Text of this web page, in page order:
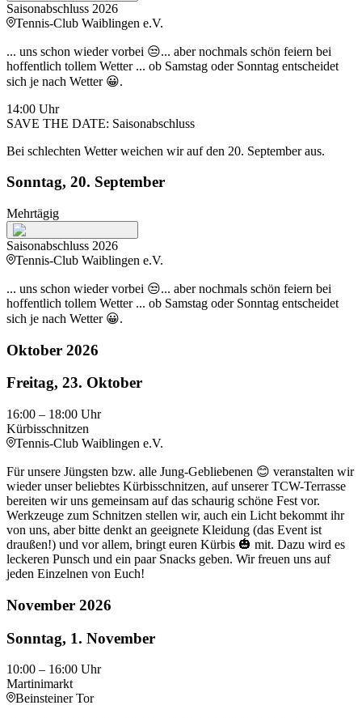
Saisonabschluss 2026
Tennis-Club Waiblingen e.V.
... uns schon wieder vorbei 😒... aber nochmals schön feiern bei
hoffentlich tollem Wetter ... ob Samstag oder Sonntag entscheidet
sich je nach Wetter 😀.
14:00 Uhr
SAVE THE DATE: Saisonabschluss
Bei schlechten Wetter weichen wir auf den 20. September aus.
Sonntag, 20. September
Mehrtägig
Saisonabschluss 2026
Tennis-Club Waiblingen e.V.
... uns schon wieder vorbei 😒... aber nochmals schön feiern bei
hoffentlich tollem Wetter ... ob Samstag oder Sonntag entscheidet
sich je nach Wetter 😀.
Oktober 2026
Freitag, 23. Oktober
16:00 – 18:00 Uhr
Kürbisschnitzen
Tennis-Club Waiblingen e.V.
Für unsere Jüngsten bzw. alle Jung-Gebliebenen 😊 veranstalten wir
wieder unser beliebtes Kürbisschnitzen, auf unserer TCW-Terrasse
bereiten wir uns gemeinsam auf das schaurig schöne Fest vor.
Werkzeuge zum Schnitzen stellen wir, auch ein Licht bekommt ihr
von uns, aber bitte denkt an geeignete Kleidung (das Event ist
draußen!) und vor allem, bringt euren Kürbis 🎃 mit. Dazu wird es
leckeren Punsch und ein paar Snacks geben. Wir freuen uns auf
jeden Einzelnen von Euch!
November 2026
Sonntag, 1. November
10:00 – 16:00 Uhr
Martinimarkt
Beinsteiner Tor